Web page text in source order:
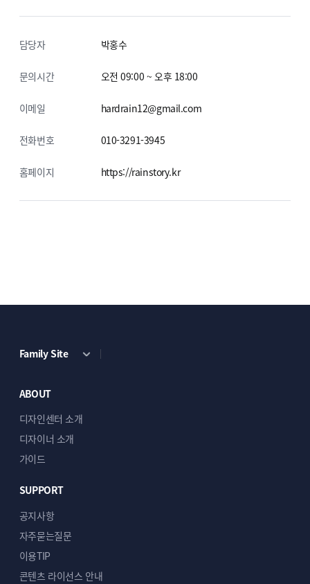
담당자 박홍수
문의시간 오전 09:00 ~ 오후 18:00
이메일 hardrain12@gmail.com
전화번호 010-3291-3945
홈페이지 https://rainstory.kr
Family Site
ABOUT
디자인센터 소개
디자이너 소개
가이드
SUPPORT
공지사항
자주묻는질문
이용TIP
콘텐츠 라이선스 안내